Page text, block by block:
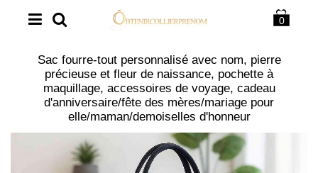
0
Sac fourre-tout personnalisé avec nom, pierre
précieuse et fleur de naissance, pochette à
maquillage, accessoires de voyage, cadeau
d'anniversaire/fête des mères/mariage pour
elle/maman/demoiselles d'honneur